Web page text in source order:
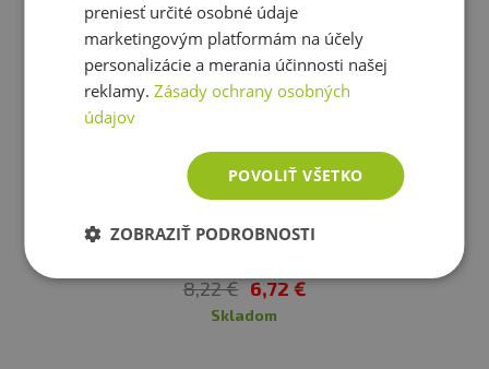
Upozornenie pre alergikov
-18,25%
Lucky Alvin Mandle
8,22 € 6,72 €
skladom
preniesť určité osobné údaje
marketingovým platformám na účely
personalizácie a merania účinnosti našej
reklamy.Zásady ochrany osobných
údajov
POVOLIŤ VŠETKO
ZOBRAZIŤ PODROBNOSTI